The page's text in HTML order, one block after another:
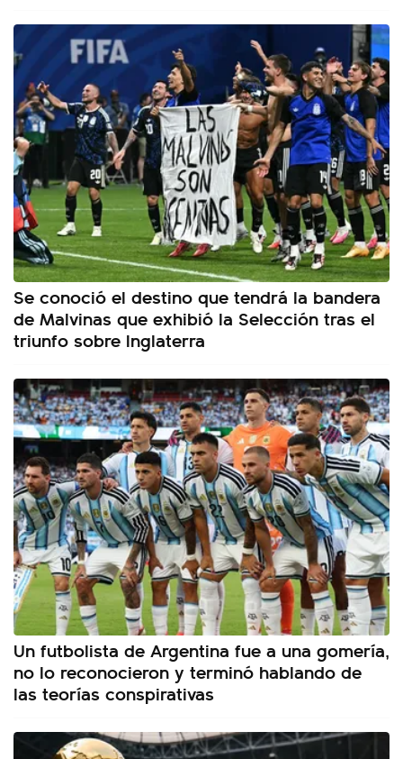
Se conoció el destino que tendrá la bandera
de Malvinas que exhibió la Selección tras el
triunfo sobre Inglaterra
Un futbolista de Argentina fue a una gomería,
no lo reconocieron y terminó hablando de
las teorías conspirativas